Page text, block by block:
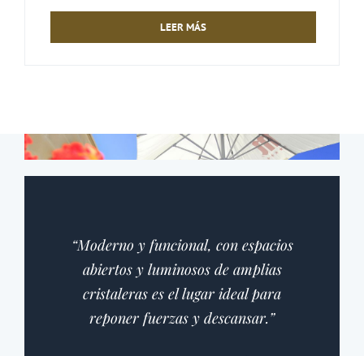
LEER MÁS
“Moderno y funcional, con espacios
abiertos y luminosos de amplias
cristaleras es el lugar ideal para
reponer fuerzas y descansar.”